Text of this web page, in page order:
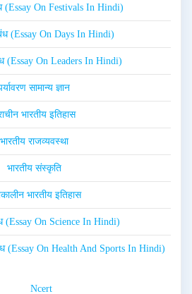
(Essay On Festivals In Hindi)
(Essay On Days In Hindi)
(Essay On Leaders In Hindi)
सामान्य ज्ञान
भारतीय इतिहास
भारतीय राजव्यवस्था
भारतीय संस्कृति
भारतीय इतिहास
(Essay On Science In Hindi)
(Essay On Health And Sports In Hindi)
Ncert